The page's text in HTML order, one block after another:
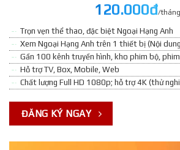
120.000đ/tháng
Trọn vẹn thể thao, đặc biệt Ngoại Hạng Anh
Xem Ngoại Hạng Anh trên 1 thiết bị (Nội
Gần 100 kênh truyền hình, kho phim bộ,
Hỗ trợ TV, Box, Mobile, Web
Chất lượng Full HD 1080p; hỗ trợ 4K (thử
ĐĂNG KÝ NGAY